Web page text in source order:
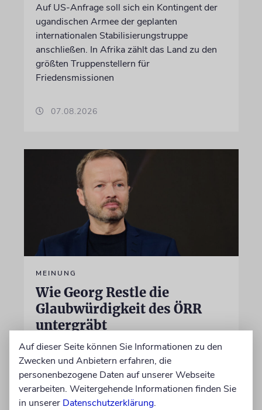
Auf US-Anfrage soll sich ein Kontingent der
ugandischen Armee der geplanten
internationalen Stabilisierungstruppe
anschließen. In Afrika zählt das Land zu den
größten Truppenstellern für
Friedensmissionen
07.08.2026
MEINUNG
Wie Georg Restle die
Glaubwürdigkeit des ÖRR
untergräbt
Nach dem X-Post des Journalisten hat sich
Felix Schotland, Vorstand der Synagogen-
Gemeinde Köln, an WDR-
Programmdirektorin Andrea Schafarczyk
gewandt. Wir dokumentieren das Schreiben
Auf dieser Seite können Sie Informationen zu den
Zwecken und Anbietern erfahren, die
personenbezogene Daten auf unserer Webseite
verarbeiten. Weitergehende Informationen finden Sie
in unserer Datenschutzerklärung.